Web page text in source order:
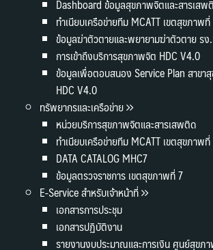
Dashboard ข้อมูลสุขภาพจิตและสารเสพ
ทำเนียบเครือข่ายทีม MCATT เขตสุขภาพ
ข้อมูลฆ่าตัวตายและพยายามฆ่าตัวตาย ร
การเข้าถึงบริการสุขภาพจิต HDC V4.0
ข้อมูลเพื่อตอบสนอง Service Plan สาขา
HDC V4.0
ทรัพยากรและเครือข่าย
หน่วยบริการสุขภาพจิตและสารเสพติด
ทำเนียบเครือข่ายทีม MCATT เขตสุขภาพ
DATA CATALOG MHC7
ข้อมูลตรวจราชการ เขตสุขภาพที่ 7
E-Service สำหรับเจ้าหน้าที่
เอกสารการประชุม
เอกสารปฏิบัติงาน
รายงานงบประมาณและการเงิน ศูนย์สุขภ